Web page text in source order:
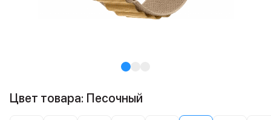
Цвет товара: Песочный